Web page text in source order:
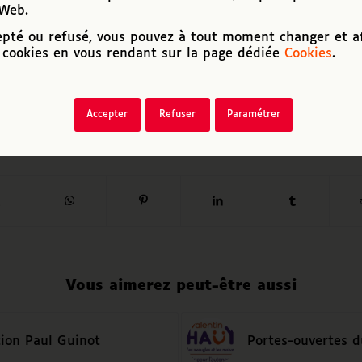
ou refusé, vous pouvez à tout moment changer et
en vous rendant sur la page dédiée Cookies.
Accepter Refuser Paramétrer
Speed: 1x
Vous aimerez peut-être aussi
Paul Guinot Portes-ouvertes